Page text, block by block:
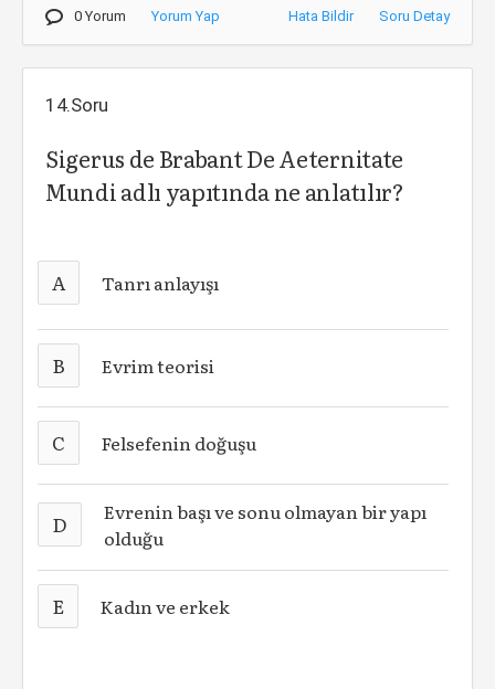
0 Yorum Yorum Yap Hata Bildir Soru Detay
14.Soru
Sigerus de Brabant De Aeternitate
Mundi adlı yapıtında ne anlatılır?
A Tanrı anlayışı
B Evrim teorisi
C Felsefenin doğuşu
D
Evrenin başı ve sonu olmayan bir yapı
olduğu
E Kadın ve erkek